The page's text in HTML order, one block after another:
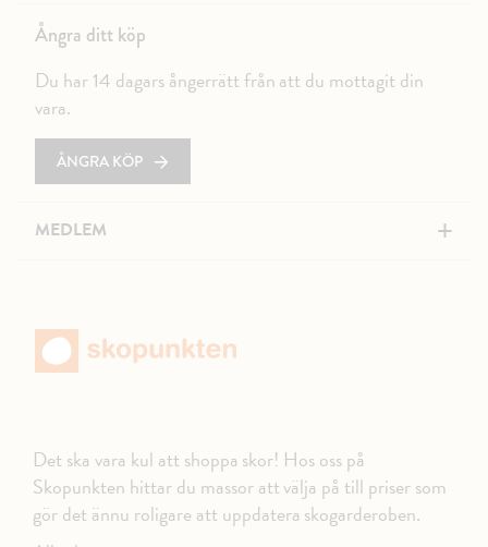
Ångra ditt köp
Du har 14 dagars ångerrätt från att du mottagit din
vara.
ÅNGRA KÖP
MEDLEM +
Det ska vara kul att shoppa skor! Hos oss på
Skopunkten hittar du massor att välja på till priser som
gör det ännu roligare att uppdatera skogarderoben.